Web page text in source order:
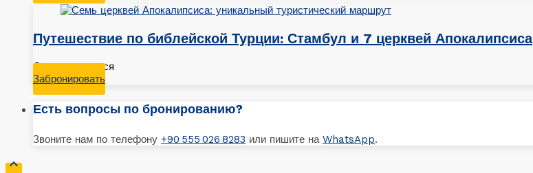
Путешествие по библейской Турции: Стамбул и 7 церквей Апокалипсиса
Даты ожидаются
Забронировать
Есть вопросы по бронированию?
Звоните нам по телефону +90 555 026 8283 или пишите на WhatsApp.
